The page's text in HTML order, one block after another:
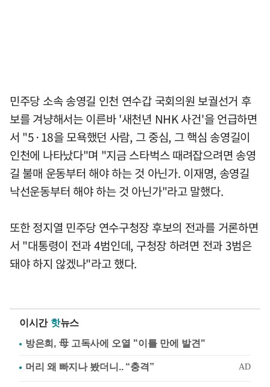
민주당 소속 송영길 인천 연수갑 국회의원 보궐선거 후
보를 겨냥해서는 이른바 '새천년 NHK 사건'을 언급하면
서 "5·18을 모욕했던 사람, 그 중심, 그 핵심 송영길이
인천에 나타났다"며 "지금 스타벅스 때려잡으려면 송영
길 불매 운동부터 해야 하는 것 아닌가. 이재명, 송영길
낙선운동부터 해야 하는 것 아닌가"라고 말했다.
또한 정지열 민주당 연수구청장 후보의 전과를 거론하면
서 "대통령이 전과 4범인데, 구청장 하려면 전과 3범은
돼야 하지 않겠나"라고 했다.
이시간 핫뉴스
방은희, 母 고독사에 오열 "이틀 만에 발견"